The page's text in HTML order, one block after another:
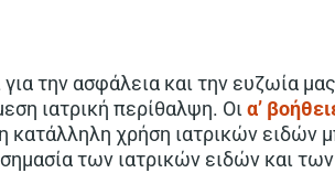
την ασφάλεια και την ευζωία
ιατρική περίθαλψη. Οια’
κατάλληλη χρήση ιατρικών ειδών
των ιατρικών ειδών και